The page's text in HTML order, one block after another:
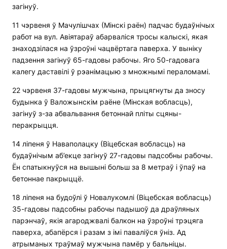
загінуў.
11 чэрвеня ў Мачулішчах (Мінскі раён) падчас будаўнічых
работ на вул. Авіятараў абарваліся тросы калыскі, якая
знаходзілася на ўзроўні чацвёртага паверха. У выніку
падзення загінуў 65-гадовы рабочы. Яго 50-гадовага
калегу даставілі ў рэанімацыю з множнымі пераломамі.
22 чэрвеня 37-гадовы мужчына, прыцягнуты да зносу
будынка ў Валожынскім раёне (Мінская вобласць),
загінуў з-за абвальвання бетоннай пліты сцяны-
перакрыцця.
14 ліпеня ў Наваполацку (Віцебская вобласць) на
будаўнічым аб’екце загінуў 27-гадовы падсобны рабочы.
Ён спатыкнуўся на вышыні больш за 8 метраў і ўпаў на
бетоннае пакрыццё.
18 ліпеня на будоўлі ў Новалукомлі (Віцебская вобласць)
35-гадовы падсобны рабочы падышоў да драўляных
парэнчаў, якія агароджвалі балкон на ўзроўні трэцяга
паверха, абапёрся і разам з імі паваліўся ўніз. Ад
атрыманых траўмаў мужчына памёр у бальніцы.